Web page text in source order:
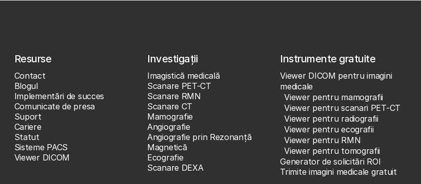
Resurse
Contact
Blogul
Implementări de succes
Comunicate de presa
Suport
Cariere
Statut
Sisteme PACS
Viewer DICOM
Investigații
Imagistică medicală
Scanare PET-CT
Scanare RMN
Scanare CT
Mamografie
Angiografie
Angiografie prin Rezonanță
Magnetică
Ecografie
Scanare DEXA
Instrumente gratuite
Viewer DICOM pentru imagini
medicale
Viewer pentru mamografii
Viewer pentru scanari PET-CT
Viewer pentru radiografii
Viewer pentru ecografii
Viewer pentru RMN
Viewer pentru tomografii
Generator de solicitări ROI
Trimite imagini medicale gratuit